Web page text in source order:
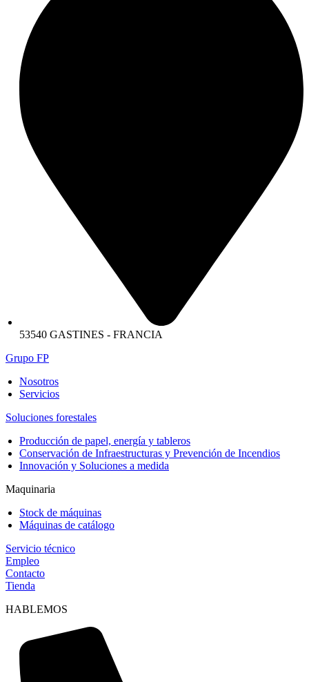
53540 GASTINES - FRANCIA
Grupo FP
Nosotros
Servicios
Soluciones forestales
Producción de papel, energía y tableros
Conservación de Infraestructuras y Prevención de Incendios
Innovación y Soluciones a medida
Maquinaria
Stock de máquinas
Máquinas de catálogo
Servicio técnico
Empleo
Contacto
Tienda
HABLEMOS